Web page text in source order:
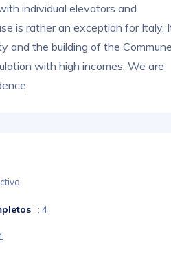
individual elevators and
is rather an exception for Italy.
the building of the Commune.
with high incomes. We are
: 4